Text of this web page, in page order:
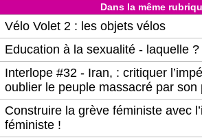
Dans la même
Vélo Volet 2 : les objets vélos
Education à la sexualité - laquelle ?
Interlope #32 - Iran, : critiquer
oublier le peuple massacré par son
Construire la grève féministe avec
féministe !